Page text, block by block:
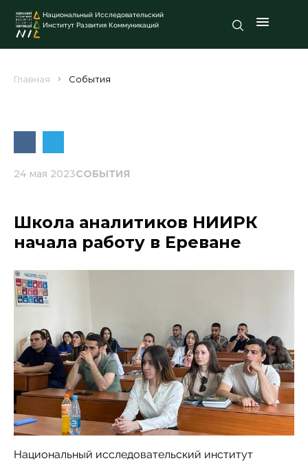
Национальный Исследовательский
Институт Развития Коммуникаций
Главная События
24 мая 2023СОБЫТИЯ
Школа аналитиков НИИРК
начала работу в Ереване
Национальный исследовательский институт